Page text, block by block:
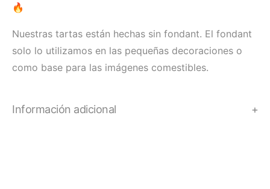
🔥
Nuestras tartas están hechas sin fondant. El fondant
solo lo utilizamos en las pequeñas decoraciones o
como base para las imágenes comestibles.
Información adicional